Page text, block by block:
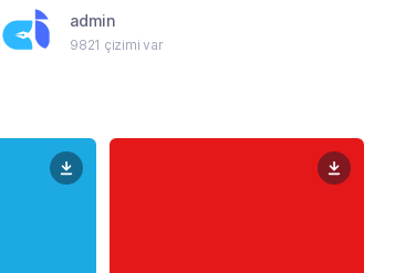
admin
9821 çizimi var